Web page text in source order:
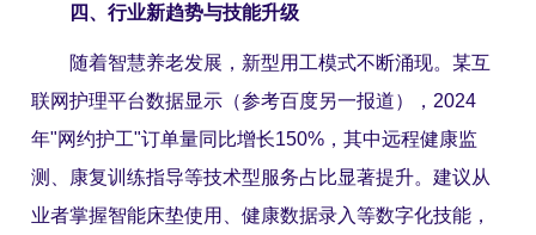
四、行业新趋势与技能升级
随着智慧养老发展，新型用工模式不断涌现。某互
联网护理平台数据显示（参考百度另一报道），2024
年"网约护工"订单量同比增长150%，其中远程健康监
测、康复训练指导等技术型服务占比显著提升。建议从
业者掌握智能床垫使用、健康数据录入等数字化技能，